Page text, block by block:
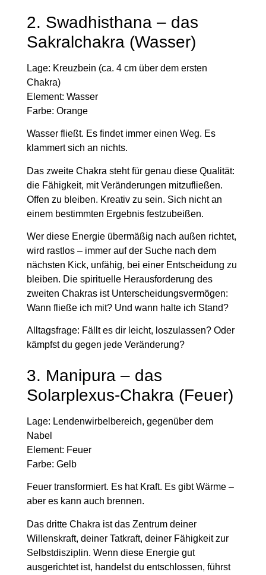
2. Swadhisthana – das
Sakralchakra (Wasser)
Lage: Kreuzbein (ca. 4 cm über dem ersten
Chakra)
Element: Wasser
Farbe: Orange
Wasser fließt. Es findet immer einen Weg. Es
klammert sich an nichts.
Das zweite Chakra steht für genau diese Qualität:
die Fähigkeit, mit Veränderungen mitzufließen.
Offen zu bleiben. Kreativ zu sein. Sich nicht an
einem bestimmten Ergebnis festzubeißen.
Wer diese Energie übermäßig nach außen richtet,
wird rastlos – immer auf der Suche nach dem
nächsten Kick, unfähig, bei einer Entscheidung zu
bleiben. Die spirituelle Herausforderung des
zweiten Chakras ist Unterscheidungsvermögen:
Wann fließe ich mit? Und wann halte ich Stand?
Alltagsfrage: Fällt es dir leicht, loszulassen? Oder
kämpfst du gegen jede Veränderung?
3. Manipura – das
Solarplexus-Chakra (Feuer)
Lage: Lendenwirbelbereich, gegenüber dem
Nabel
Element: Feuer
Farbe: Gelb
Feuer transformiert. Es hat Kraft. Es gibt Wärme –
aber es kann auch brennen.
Das dritte Chakra ist das Zentrum deiner
Willenskraft, deiner Tatkraft, deiner Fähigkeit zur
Selbstdisziplin. Wenn diese Energie gut
ausgerichtet ist, handelst du entschlossen, führst